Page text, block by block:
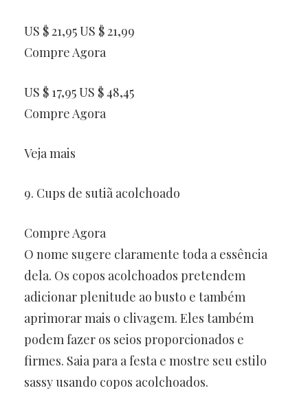
US $ 21,95 US $ 21,99
Compre Agora
US $ 17,95 US $ 48,45
Compre Agora
Veja mais
9. Cups de sutiã acolchoado
Compre Agora
O nome sugere claramente toda a essência
dela. Os copos acolchoados pretendem
adicionar plenitude ao busto e também
aprimorar mais o clivagem. Eles também
podem fazer os seios proporcionados e
firmes. Saia para a festa e mostre seu estilo
sassy usando copos acolchoados.